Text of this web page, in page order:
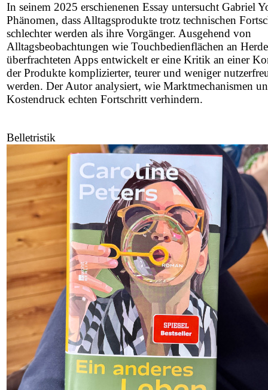
In seinem 2025 erschienenen Essay untersucht Gabriel
Phänomen, dass Alltagsprodukte trotz technischen
schlechter werden als ihre Vorgänger. Ausgehend von
Alltagsbeobachtungen wie Touchbedienflächen an
überfrachteten Apps entwickelt er eine Kritik an einer
der Produkte komplizierter, teurer und weniger
werden. Der Autor analysiert, wie Marktmechanismen
Kostendruck echten Fortschritt verhindern.
Belletristik